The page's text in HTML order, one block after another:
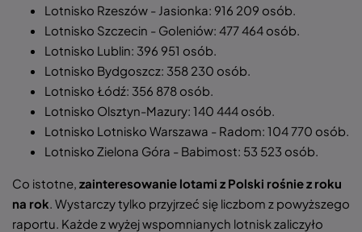
Lotnisko Rzeszów - Jasionka: 916 209 osób.
Lotnisko Szczecin - Goleniów: 477 464 osób.
Lotnisko Lublin: 396 951 osób.
Lotnisko Bydgoszcz: 358 230 osób.
Lotnisko Łódź: 356 878 osób.
Lotnisko Olsztyn-Mazury: 140 444 osób.
Lotnisko Lotnisko Warszawa - Radom: 104 770 osób.
Lotnisko Zielona Góra - Babimost: 53 523 osób.
Co istotne, zainteresowanie lotami z Polski rośnie z roku
na rok. Wystarczy tylko przyjrzeć się liczbom z powyższego
raportu. Każde z wyżej wspomnianych lotnisk zaliczyło